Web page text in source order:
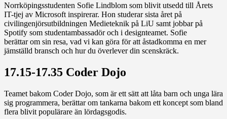
Norrköpingsstudenten Sofie Lindblom som blivit utsedd till Årets
IT-tjej av Microsoft inspirerar. Hon studerar sista året på
civilingenjörsutbildningen Medieteknik på LiU samt jobbar på
Spotify som studentambassadör och i designteamet. Sofie
berättar om sin resa, vad vi kan göra för att åstadkomma en mer
jämställd bransch och hur du överlever din scenskräck.
17.15-17.35 Coder Dojo
Teamet bakom Coder Dojo, som är ett sätt att låta barn och unga lära
sig programmera, berättar om tankarna bakom ett koncept som bland
flera blivit populärare än lördagsgodis.